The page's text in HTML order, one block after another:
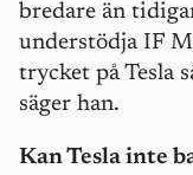
bredare än
understödja IF
trycket på Tesla
säger han.
Kan Tesla inte